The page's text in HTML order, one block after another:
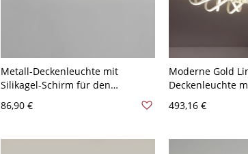
Metall-Deckenleuchte mit
Silikagel-Schirm für den
Schwarz 59,69 cm Weißlicht
86,90 €
Moderne Gold
Deckenleuchte
62,23 cm
493,16 €